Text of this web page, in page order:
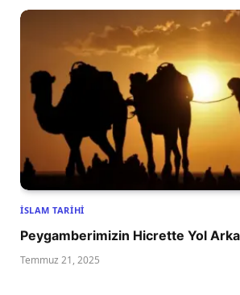
İSLAM TARIHI
Peygamberimizin Hicrette Yol
Temmuz 21, 2025